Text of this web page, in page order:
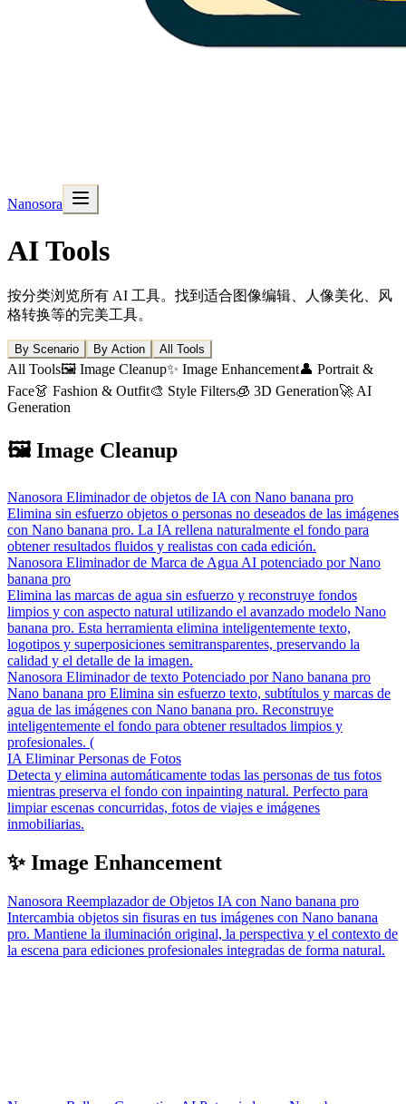
Nanosora
AI Tools
按分类浏览所有 AI 工具。找到适合图像编辑、人像美化、风
格转换等的完美工具。
By Scenario By Action All Tools
All Tools🖼️ Image Cleanup✨ Image Enhancement👤 Portrait &
Face👗 Fashion & Outfit🎨 Style Filters🧊 3D Generation🚀 AI
Generation
🖼️ Image Cleanup
Nanosora Eliminador de objetos de IA con Nano banana pro
Elimina sin esfuerzo objetos o personas no deseados de las imágenes
con Nano banana pro. La IA rellena naturalmente el fondo para
obtener resultados fluidos y realistas con cada edición.
Nanosora Eliminador de Marca de Agua AI potenciado por Nano
banana pro
Elimina las marcas de agua sin esfuerzo y reconstruye fondos
limpios y con aspecto natural utilizando el avanzado modelo Nano
banana pro. Esta herramienta elimina inteligentemente texto,
logotipos y superposiciones semitransparentes, preservando la
calidad y el detalle de la imagen.
Nanosora Eliminador de texto Potenciado por Nano banana pro
Nano banana pro Elimina sin esfuerzo texto, subtítulos y marcas de
agua de las imágenes con Nano banana pro. Reconstruye
inteligentemente el fondo para obtener resultados limpios y
profesionales. (
IA Eliminar Personas de Fotos
Detecta y elimina automáticamente todas las personas de tus fotos
mientras preserva el fondo con inpainting natural. Perfecto para
limpiar escenas concurridas, fotos de viajes e imágenes
inmobiliarias.
✨ Image Enhancement
Nanosora Reemplazador de Objetos IA con Nano banana pro
Intercambia objetos sin fisuras en tus imágenes con Nano banana
pro. Mantiene la iluminación original, la perspectiva y el contexto de
la escena para ediciones profesionales integradas de forma natural.